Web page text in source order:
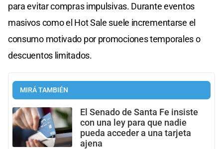
para evitar compras impulsivas. Durante eventos
masivos como el Hot Sale suele incrementarse el
consumo motivado por promociones temporales o
descuentos limitados.
MIRÁ TAMBIÉN
El Senado de Santa Fe insiste
con una ley para que nadie
pueda acceder a una tarjeta
ajena